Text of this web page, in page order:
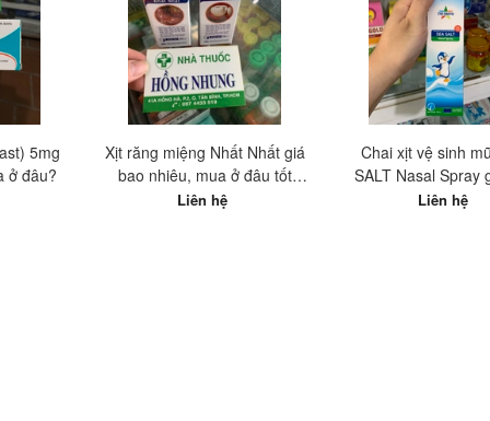
5mg
ở đâu?
Xịt răng miệng Nhất Nhất giá
bao nhiêu, mua ở đâu tốt
nhất?
Liên hệ
Chai xịt vệ sinh
SALT Nasal Spray
nhiêu, mua ở đâu
Liên hệ